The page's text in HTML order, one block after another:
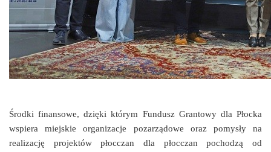
Środki finansowe, dzięki którym Fundusz Grantowy dla Płocka
wspiera miejskie organizacje pozarządowe oraz pomysły na
realizację projektów płocczan dla płocczan pochodzą od